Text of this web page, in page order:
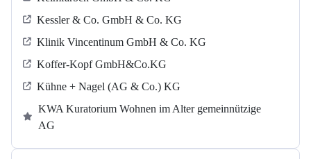
Kessler & Co. GmbH & Co. KG
Klinik Vincentinum GmbH & Co. KG
Koffer-Kopf GmbH&Co.KG
Kühne + Nagel (AG & Co.) KG
KWA Kuratorium Wohnen im Alter gemeinnützige
AG